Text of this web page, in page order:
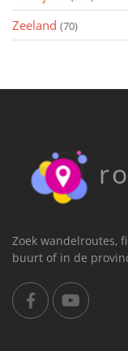
Zeeland (70)
Zoek wandelroutes,
buurt of in de